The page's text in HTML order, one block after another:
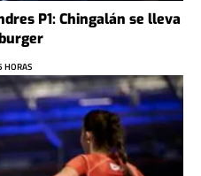
P1: Chingalán se lleva
HORAS